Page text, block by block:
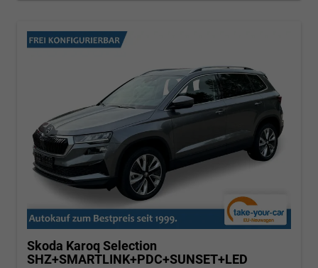
Skoda Karoq Selection
SHZ+SMARTLINK+PDC+SUNSET+LED